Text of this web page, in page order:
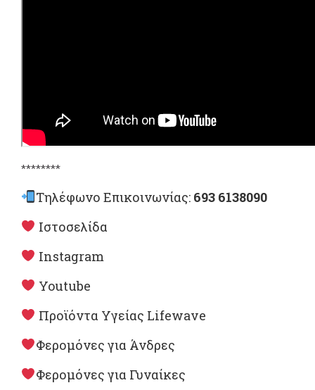
********
Τηλέφωνο Επικοινωνίας: 693 6138090
Ιστοσελίδα
Instagram
Youtube
Προϊόντα Υγείας Lifewave
Φερομόνες για Άνδρες
Φερομόνες για Γυναίκες